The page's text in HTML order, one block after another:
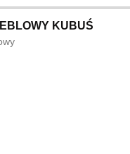
KUBUŚ